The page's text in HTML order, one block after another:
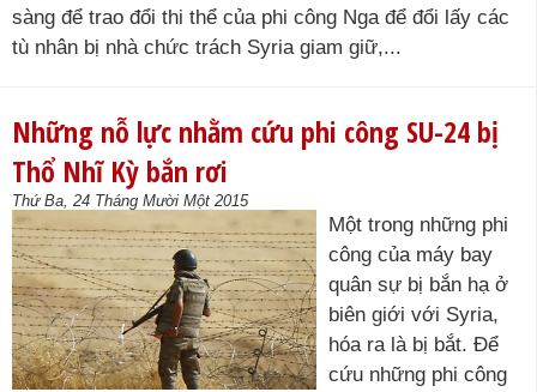
sàng để trao đổi thi thể của phi công Nga để đổi lấy các
tù nhân bị nhà chức trách Syria giam giữ,...
Những nỗ lực nhằm cứu phi công SU-24 bị
Thổ Nhĩ Kỳ bắn rơi
Thứ Ba, 24 Tháng Mười Một 2015
Một trong những phi
công của máy bay
quân sự bị bắn hạ ở
biên giới với Syria,
hóa ra là bị bắt. Để
cứu những phi công